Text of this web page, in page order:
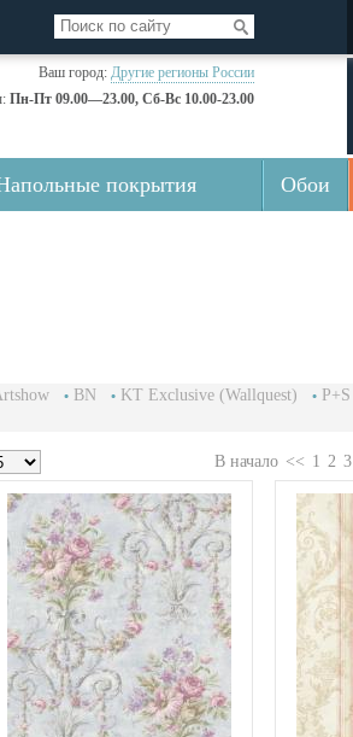
Ваш город: Другие регионы России
Пн-Пт 09.00—23.00, Сб-Вс 10.00-23.00
покрытия Обои
BN KT Exclusive (Wallquest) P+S
В начало << 1 2 3